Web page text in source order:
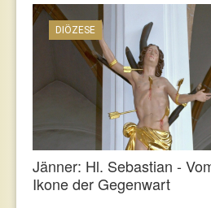
DIÖZESE
Jänner: Hl. Sebastian -
Ikone der Gegenwart